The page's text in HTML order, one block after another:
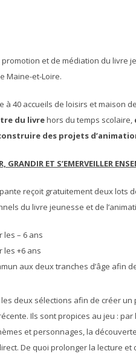
et de médiation du livre
Maine-et-Loire.
à 40 accueils de loisirs et maison
du livrehors du temps scolaire,
des projets
GRANDIR ET S’EMERVEILLER
reçoit gratuitement deux lots
du livre jeunesse et de
les – 6 ans
les +6 ans
aux deux tranches d’âge afin
deux sélections afin de créer
Ils sont propices au jeu :
et personnages, la
De quoi prolonger la lecture et